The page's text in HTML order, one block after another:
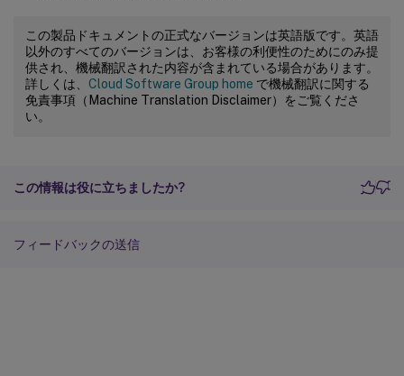
この製品ドキュメントの正式なバージョンは英語版です。英語
以外のすべてのバージョンは、お客様の利便性のためにのみ提
供され、機械翻訳された内容が含まれている場合があります。
詳しくは、 Cloud Software Group home で機械翻訳に関する
免責事項（Machine Translation Disclaimer）をご覧くださ
い。
この情報は役に立ちましたか?
フィードバックの送信